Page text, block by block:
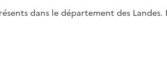
dans le département des